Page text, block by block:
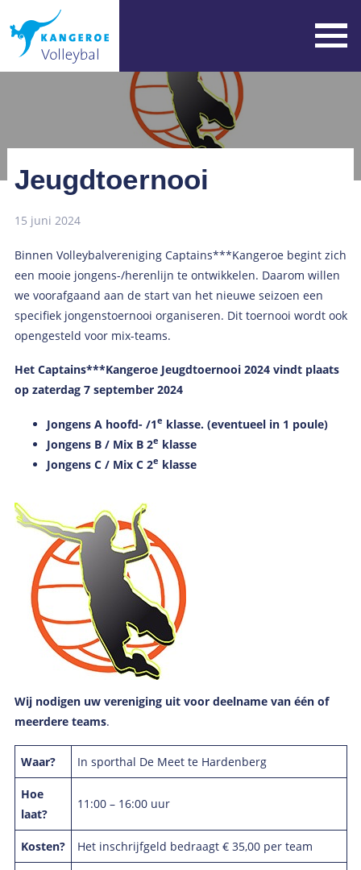
Jeugdtoernooi
15 juni 2024
Binnen Volleybalvereniging Captains***Kangeroe begint zich
een mooie jongens-/herenlijn te ontwikkelen. Daarom willen
we voorafgaand aan de start van het nieuwe seizoen een
specifiek jongenstoernooi organiseren. Dit toernooi wordt ook
opengesteld voor mix-teams.
Het Captains***Kangeroe Jeugdtoernooi 2024 vindt plaats
op zaterdag 7 september 2024
Jongens A hoofd- /1e klasse. (eventueel in 1 poule)
Jongens B / Mix B 2e klasse
Jongens C / Mix C 2e klasse
Wij nodigen uw vereniging uit voor deelname van één of
meerdere teams.
Waar? In sporthal De Meet te Hardenberg
Hoe
laat?
11:00 – 16:00 uur
Kosten? Het inschrijfgeld bedraagt € 35,00 per team